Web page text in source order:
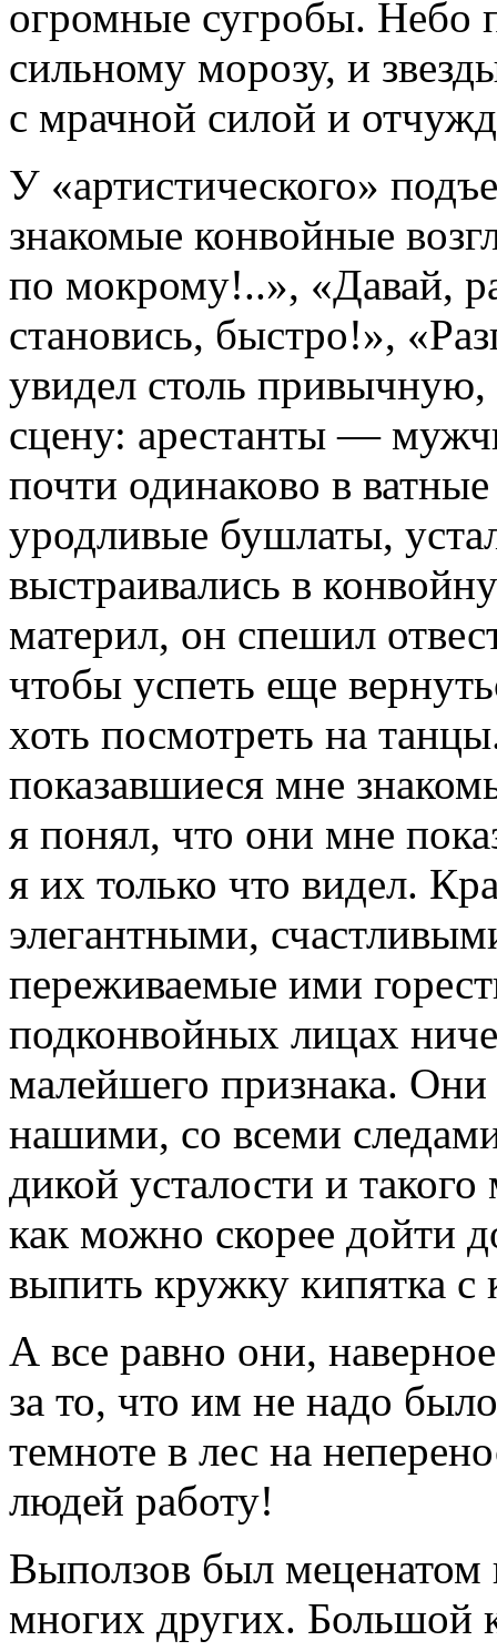
огромные сугробы. Небо
сильному морозу, и
с мрачной силой и
У «артистического»
знакомые конвойные
по мокрому!..», «Давай,
становись, быстро!»,
увидел столь
сцену: арестанты —
почти одинаково в
уродливые бушлаты,
выстраивались в
материл, он спешил
чтобы успеть еще
хоть посмотреть на
показавшиеся мне
я понял, что они мне
я их только что видел.
элегантными,
переживаемые ими
подконвойных лицах
малейшего признака.
нашими, со всеми
дикой усталости и
как можно скорее дойти
выпить кружку кипятка
А все равно они,
за то, что им не надо
темноте в лес на
людей работу!
Выползов был
многих других. Большой